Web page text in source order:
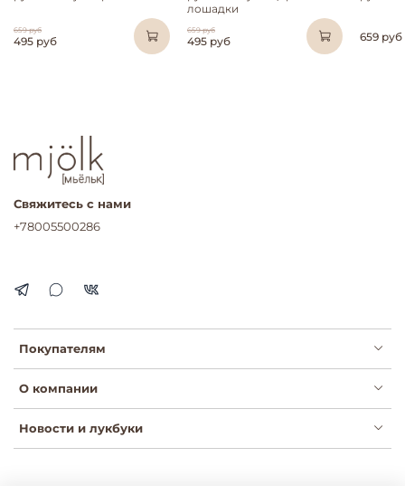
659 руб
495 руб
лошадки
659 руб
495 руб 659 руб
Покупателям
О компании
Новости и лукбуки
Свяжитесь с нами
+78005500286